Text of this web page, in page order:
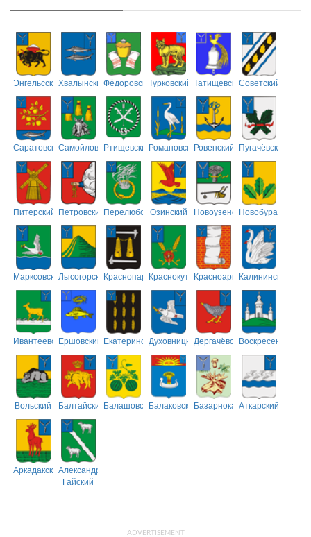
ЭнгельсскийХвалынскийФёдоровскийТурковский ТатищевскийСоветский
СаратовскийСамойловскийРтищевскийРомановскийРовенский Пугачёвский
Питерский ПетровскийПерелюбскийОзинский НовоузенскийНовобурасский
МарксовскийЛысогорскийКраснопартизанский
КраснокутскийКрасноармейский
Калининский
ИвантеевскийЕршовский ЕкатериновскийДуховницкийДергачёвскийВоскресенский
Вольский БалтайскийБалашовскийБалаковскийБазарнокарабулакский
Аткарский
АркадакскийАлександрово-
Гайский
ADVERTISEMENT